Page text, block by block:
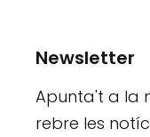
Newsletter
Apunta't a la
rebre les